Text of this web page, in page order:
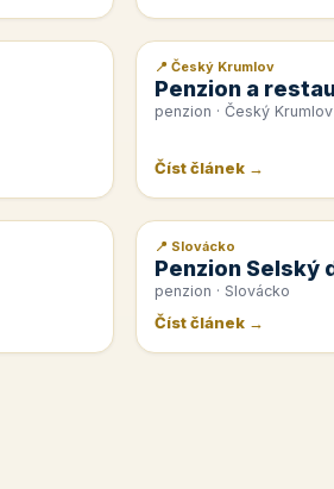
📰 PR článek
📍 Český Krumlov
Penzion a
penzion · Český Krumlov
Číst článek →
📰 PR článek
📍 Slovácko
Penzion Selský
penzion · Slovácko
Číst článek →